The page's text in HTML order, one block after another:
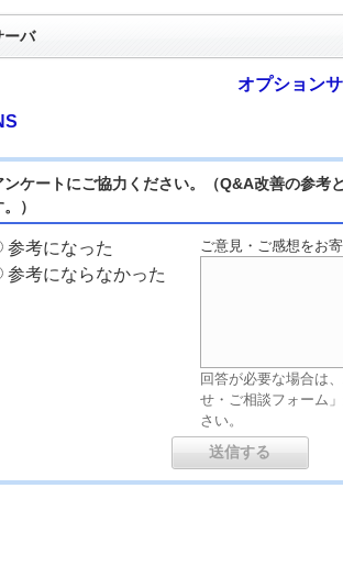
ーバ
オプション
ンケートにご協力ください。（Q&A改善の参考
）
参考になった
参考にならなかった
ご意見・ご感想をお
回答が必要な場合は
せ・ご相談フォーム
さい。